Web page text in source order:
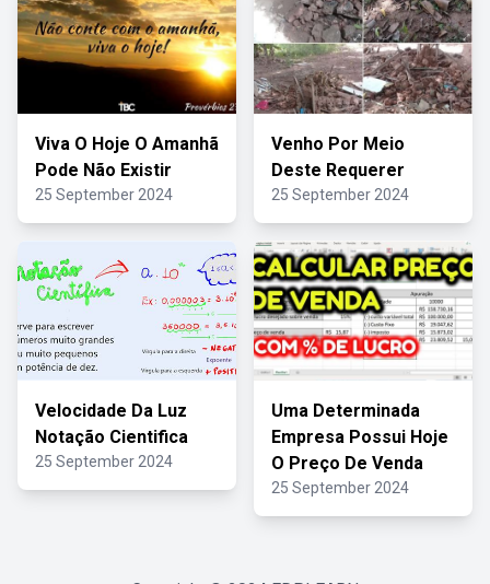
Viva O Hoje O Amanhã
Pode Não Existir
25 September 2024
Venho Por Meio
Deste Requerer
25 September 2024
Velocidade Da Luz
Notação Cientifica
25 September 2024
Uma Determinada
Empresa Possui Hoje
O Preço De Venda
25 September 2024